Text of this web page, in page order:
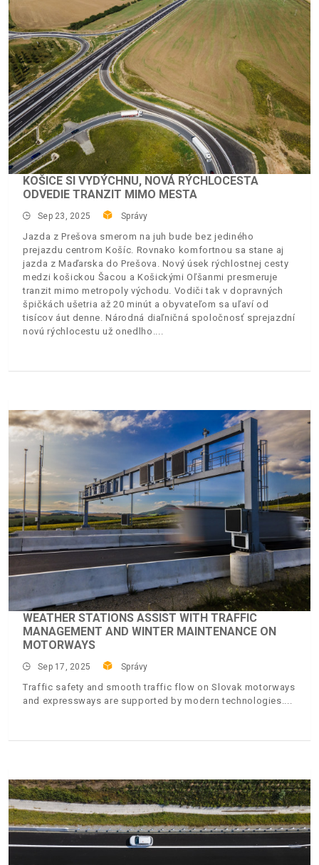
KOŠICE SI VYDÝCHNU, NOVÁ RÝCHLOCESTA
ODVEDIE TRANZIT MIMO MESTA
Sep 23, 2025 Správy
Jazda z Prešova smerom na juh bude bez jediného
prejazdu centrom Košíc. Rovnako komfortnou sa stane aj
jazda z Maďarska do Prešova. Nový úsek rýchlostnej cesty
medzi košickou Šacou a Košickými Oľšanmi presmeruje
tranzit mimo metropoly východu. Vodiči tak v dopravných
špičkách ušetria až 20 minút a obyvateľom sa uľaví od
tisícov áut denne. Národná diaľničná spoločnosť sprejazdní
novú rýchlocestu už onedlho.
WEATHER STATIONS ASSIST WITH TRAFFIC
MANAGEMENT AND WINTER MAINTENANCE ON
MOTORWAYS
Sep 17, 2025 Správy
Traffic safety and smooth traffic flow on Slovak motorways
and expressways are supported by modern technologies.